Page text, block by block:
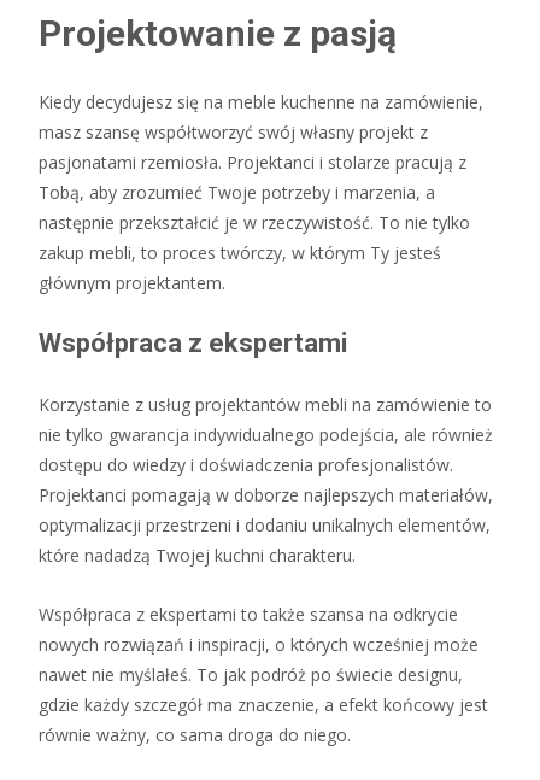
Projektowanie z pasją
Kiedy decydujesz się na meble kuchenne na zamówienie,
masz szansę współtworzyć swój własny projekt z
pasjonatami rzemiosła. Projektanci i stolarze pracują z
Tobą, aby zrozumieć Twoje potrzeby i marzenia, a
następnie przekształcić je w rzeczywistość. To nie tylko
zakup mebli, to proces twórczy, w którym Ty jesteś
głównym projektantem.
Współpraca z ekspertami
Korzystanie z usług projektantów mebli na zamówienie to
nie tylko gwarancja indywidualnego podejścia, ale również
dostępu do wiedzy i doświadczenia profesjonalistów.
Projektanci pomagają w doborze najlepszych materiałów,
optymalizacji przestrzeni i dodaniu unikalnych elementów,
które nadadzą Twojej kuchni charakteru.
Współpraca z ekspertami to także szansa na odkrycie
nowych rozwiązań i inspiracji, o których wcześniej może
nawet nie myślałeś. To jak podróż po świecie designu,
gdzie każdy szczegół ma znaczenie, a efekt końcowy jest
równie ważny, co sama droga do niego.